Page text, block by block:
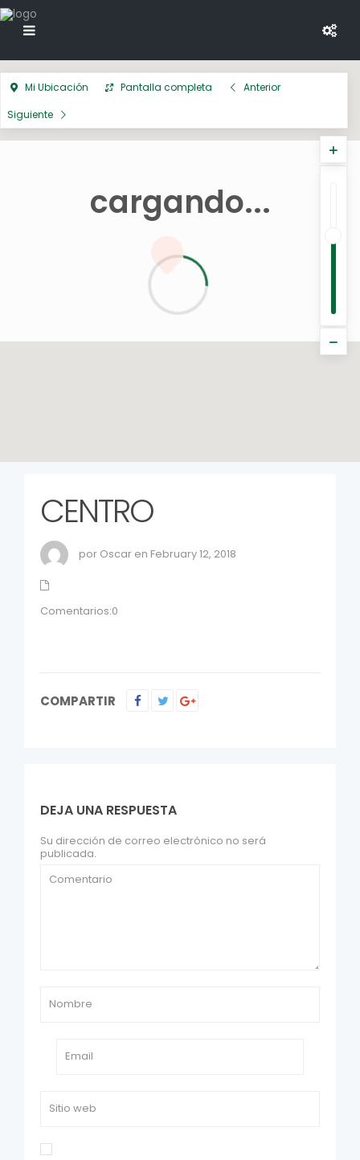
cargando...
Mi Ubicación Pantalla completa
Anterior
Siguiente
CENTRO
por Oscar en February 12, 2018
Comentarios:0
COMPARTIR
DEJA UNA RESPUESTA
Su dirección de correo electrónico no será
publicada.